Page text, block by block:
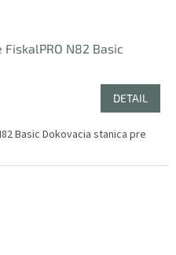
N82 Basic
DETAIL
Basic Dokovacia stanica pre